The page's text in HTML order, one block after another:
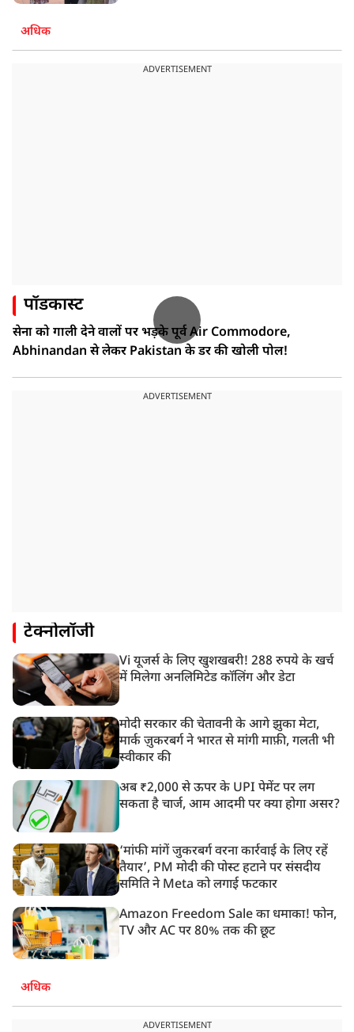
अधिक
ADVERTISEMENT
पॉडकास्ट
सेना को गाली देने वालों पर भड़के पूर्व Air Commodore,
Abhinandan से लेकर Pakistan के डर की खोली पोल!
ADVERTISEMENT
टेक्नोलॉजी
Vi यूजर्स के लिए खुशखबरी! 288 रुपये के खर्च
में मिलेगा अनलिमिटेड कॉलिंग और डेटा
मोदी सरकार की चेतावनी के आगे झुका मेटा,
मार्क ज़ुकरबर्ग ने भारत से मांगी माफ़ी, गलती भी
स्वीकार की
अब ₹2,000 से ऊपर के UPI पेमेंट पर लग
सकता है चार्ज, आम आदमी पर क्या होगा असर?
‘मांफी मांगें जुकरबर्ग वरना कार्रवाई के लिए रहें
तैयार’, PM मोदी की पोस्ट हटाने पर संसदीय
समिति ने Meta को लगाई फटकार
Amazon Freedom Sale का धमाका! फोन,
TV और AC पर 80% तक की छूट
अधिक
ADVERTISEMENT